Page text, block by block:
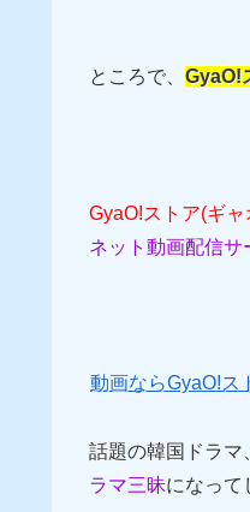
ところで、 GyaO!
GyaO!ストア(ギ
ネット動画配信サ
動画ならGyaO!ス
話題の韓国ドラマ
ラマ三昧になって